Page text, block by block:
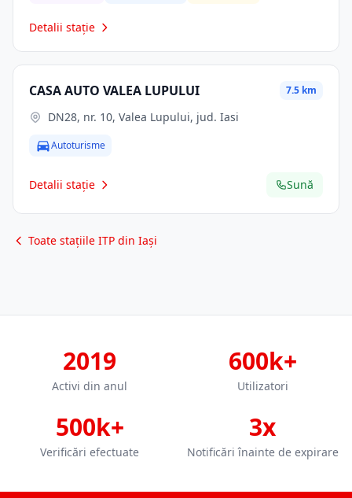
Detalii stație
CASA AUTO VALEA LUPULUI 7.5 km
DN28, nr. 10, Valea Lupului, jud. Iasi
Autoturisme
Detalii stație Sună
Toate stațiile ITP din Iași
2019
Activi din anul
600k+
Utilizatori
500k+
Verificări efectuate
3x
Notificări înainte de expirare